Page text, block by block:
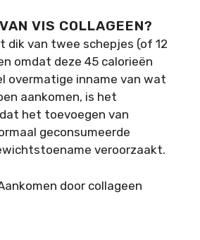
VIS COLLAGEEN?
dik van twee schepjes (of 12
omdat deze 45 calorieën
overmatige inname van wat
aankomen, is het
het toevoegen van
geconsumeerde
veroorzaakt.
door collageen